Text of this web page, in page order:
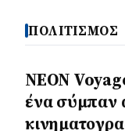
ΠΟΛΙΤΙΣΜΟΣ
NEON
ένα σύμπαν